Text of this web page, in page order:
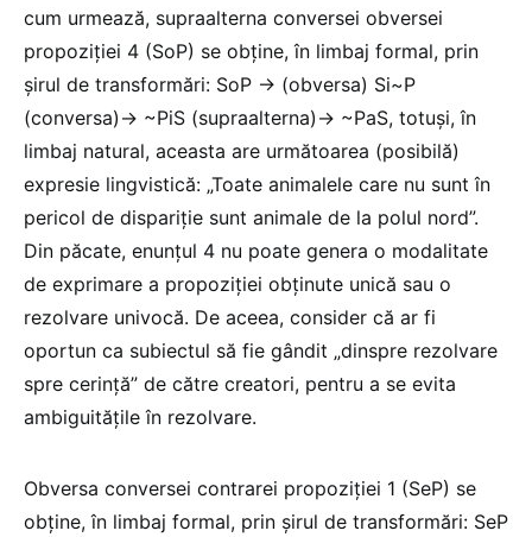
cum urmează, supraalterna conversei obversei
propoziției 4 (SoP) se obține, în limbaj formal, prin
șirul de transformări: SoP → (obversa) Si~P
(conversa)→ ~PiS (supraalterna)→ ~PaS, totuși, în
limbaj natural, aceasta are următoarea (posibilă)
expresie lingvistică: „Toate animalele care nu sunt în
pericol de dispariție sunt animale de la polul nord”.
Din păcate, enunțul 4 nu poate genera o modalitate
de exprimare a propoziției obținute unică sau o
rezolvare univocă. De aceea, consider că ar fi
oportun ca subiectul să fie gândit „dinspre rezolvare
spre cerință” de către creatori, pentru a se evita
ambiguitățile în rezolvare.
Obversa conversei contrarei propoziției 1 (SeP) se
obține, în limbaj formal, prin șirul de transformări: SeP